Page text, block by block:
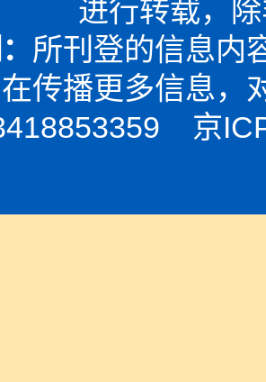
进行转载，
所刊登的信息内
传播更多信息，
京